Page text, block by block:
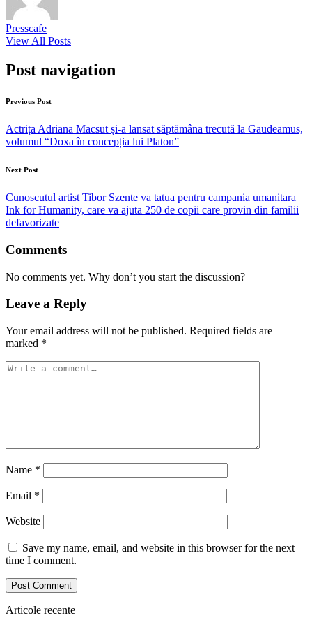
Presscafe
View All Posts
Post navigation
Previous Post
Actrița Adriana Macsut și-a lansat săptămâna trecută la Gaudeamus,
volumul “Doxa în concepția lui Platon”
Next Post
Cunoscutul artist Tibor Szente va tatua pentru campania umanitara
Ink for Humanity, care va ajuta 250 de copii care provin din familii
defavorizate
Comments
No comments yet. Why don’t you start the discussion?
Leave a Reply
Your email address will not be published. Required fields are
marked *
Name *
Email *
Website
Save my name, email, and website in this browser for the next
time I comment.
Articole recente